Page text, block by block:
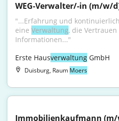
WEG-Verwalter/-in (m/w/
"...Erfahrung und
eine Verwaltung, die
Informationen..."
Erste Hausverwaltung GmbH
Duisburg, Raum Moers
Immobilienkaufmann (m/